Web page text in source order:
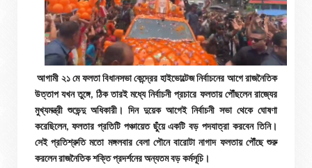
আগামী ২১ মে ফলতা বিধানসভা কেন্দ্রের হাইভোল্টেজ নির্বাচনের আগে রাজনৈতিক
উত্তাপ যখন তুঙ্গে, ঠিক তারই মধ্যে নির্বাচনী প্রচারে ফলতায় পৌঁছলেন রাজ্যের
মুখ্যমন্ত্রী শুভেন্দু অধিকারী। দিন দুয়েক আগেই নির্বাচনী সভা থেকে ঘোষণা
করেছিলেন, ফলতার প্রতিটি পঞ্চায়েত ছুঁয়ে একটি বড় পদযাত্রা করবেন তিনি।
সেই প্রতিশ্রুতি মতো মঙ্গলবার বেলা পৌনে বারোটা নাগাদ ফলতায় পৌঁছে শুরু
করলেন রাজনৈতিক শক্তি প্রদর্শনের অন্যতম বড় কর্মসূচি।